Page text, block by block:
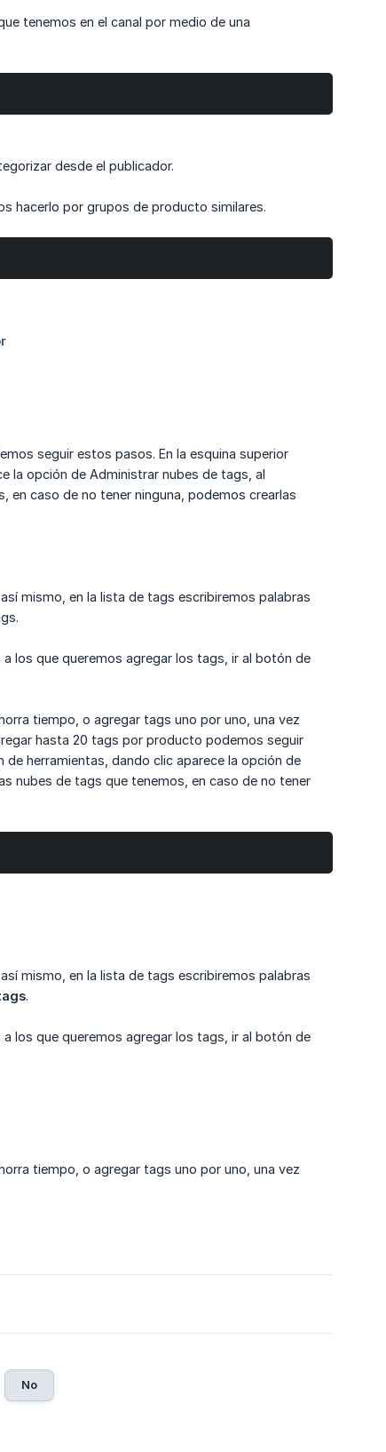
tenemos en el canal por medio de una
desde el publicador.
hacerlo por grupos de producto similares.
seguir estos pasos. En la esquina superior
la opción de Administrar nubes de tags, al
en caso de no tener ninguna, podemos crearlas
mismo, en la lista de tags escribiremos palabras
los que queremos agregar los tags, ir al botón de
tiempo, o agregar tags uno por uno, una vez
hasta 20 tags por producto podemos seguir
herramientas, dando clic aparece la opción de
nubes de tags que tenemos, en caso de no tener
mismo, en la lista de tags escribiremos palabras
.
los que queremos agregar los tags, ir al botón de
tiempo, o agregar tags uno por uno, una vez
No